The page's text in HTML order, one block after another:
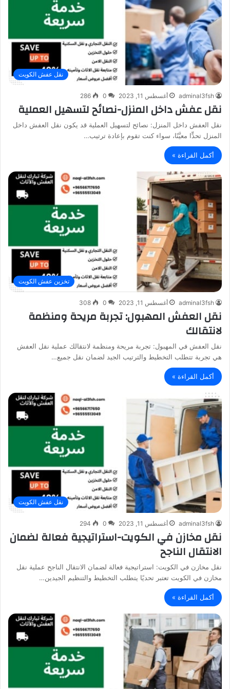
نقل عفش الكويت
adminal3fsh أغسطس 11, 2023 0
286
نقل عفش داخل المنزل-نصائح لتسهيل العملية
نقل العفش داخل المنزل: نصائح لتسهيل العملية قد يكون نقل العفش داخل
المنزل تحدٍّا معيَّنًا، سواء كنت تقوم بإعادة ترتيب…
أكمل القراءة »
تخزين عفش الكويت
adminal3fsh أغسطس 11, 2023 0
308
نقل العفش المهبول: تجربة مريحة ومنظمة
لانتقالك
نقل العفش في المهبول: تجربة مريحة ومنظمة لانتقالك عملية نقل العفش
هي تجربة تتطلب التخطيط والترتيب الجيد لضمان نقل جميع…
أكمل القراءة »
نقل عفش الكويت
adminal3fsh أغسطس 11, 2023 0
294
نقل مخازن في الكويت-استراتيجية فعالة لضمان
الانتقال الناجح
نقل مخازن في الكويت: استراتيجية فعالة لضمان الانتقال الناجح عملية نقل
مخازن في الكويت تعتبر تحديًا يتطلب التخطيط والتنظيم الجيدين…
أكمل القراءة »